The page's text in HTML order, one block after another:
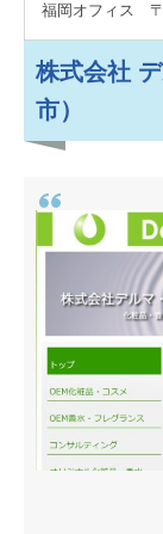
福岡オフィス 〒
株式会社
市）